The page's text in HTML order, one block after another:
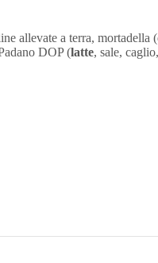
allevate a terra,
DOP (latte, sale,